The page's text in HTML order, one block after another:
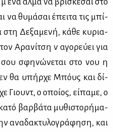
να θυ­μά­σαι έπει­τα τις μπί­
στη Δε­ξα­με­νή, κά­θε κυ­ρια­
Αρα­νί­τση ν᾽ αγο­ρεύ­ει για
σου σφη­νώ­νε­ται στο νου η
θα υπήρ­χε Μπό­υς και δί­
ο οποί­ος, εί­πα­με, ο
βαρ­βά­τα μυ­θι­στο­ρή­μα­
ανα­δα­κτυ­λο­γρά­φη­ση, και